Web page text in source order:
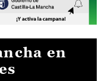
en